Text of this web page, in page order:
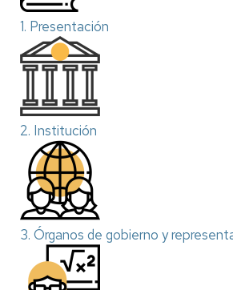
1. Presentación
2. Institución
3. Órganos de gobierno y